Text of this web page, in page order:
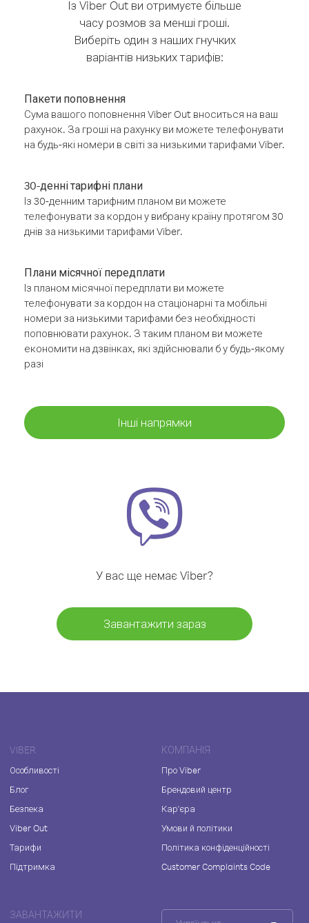
Із Viber Out ви отримуєте більше
часу розмов за менші гроші.
Виберіть один з наших гнучких
варіантів низьких тарифів:
Пакети поповнення
Сума вашого поповнення Viber Out вноситься на ваш
рахунок. За гроші на рахунку ви можете телефонувати
на будь-які номери в світі за низькими тарифами Viber.
30-денні тарифні плани
Із 30-денним тарифним планом ви можете
телефонувати за кордон у вибрану країну протягом 30
днів за низькими тарифами Viber.
Плани місячної передплати
Із планом місячної передплати ви можете
телефонувати за кордон на стаціонарні та мобільні
номери за низькими тарифами без необхідності
поповнювати рахунок. З таким планом ви можете
економити на дзвінках, які здійснювали б у будь-якому
разі
Інші напрямки
У вас ще немає Viber?
Завантажити зараз
VIBER
Особливості
Блог
Безпека
Viber Out
Тарифи
Підтримка
КОМПАНІЯ
Про Viber
Брендовий центр
Кар'єра
Умови й політики
Політика конфіденційності
Customer Complaints Code
ЗАВАНТАЖИТИ